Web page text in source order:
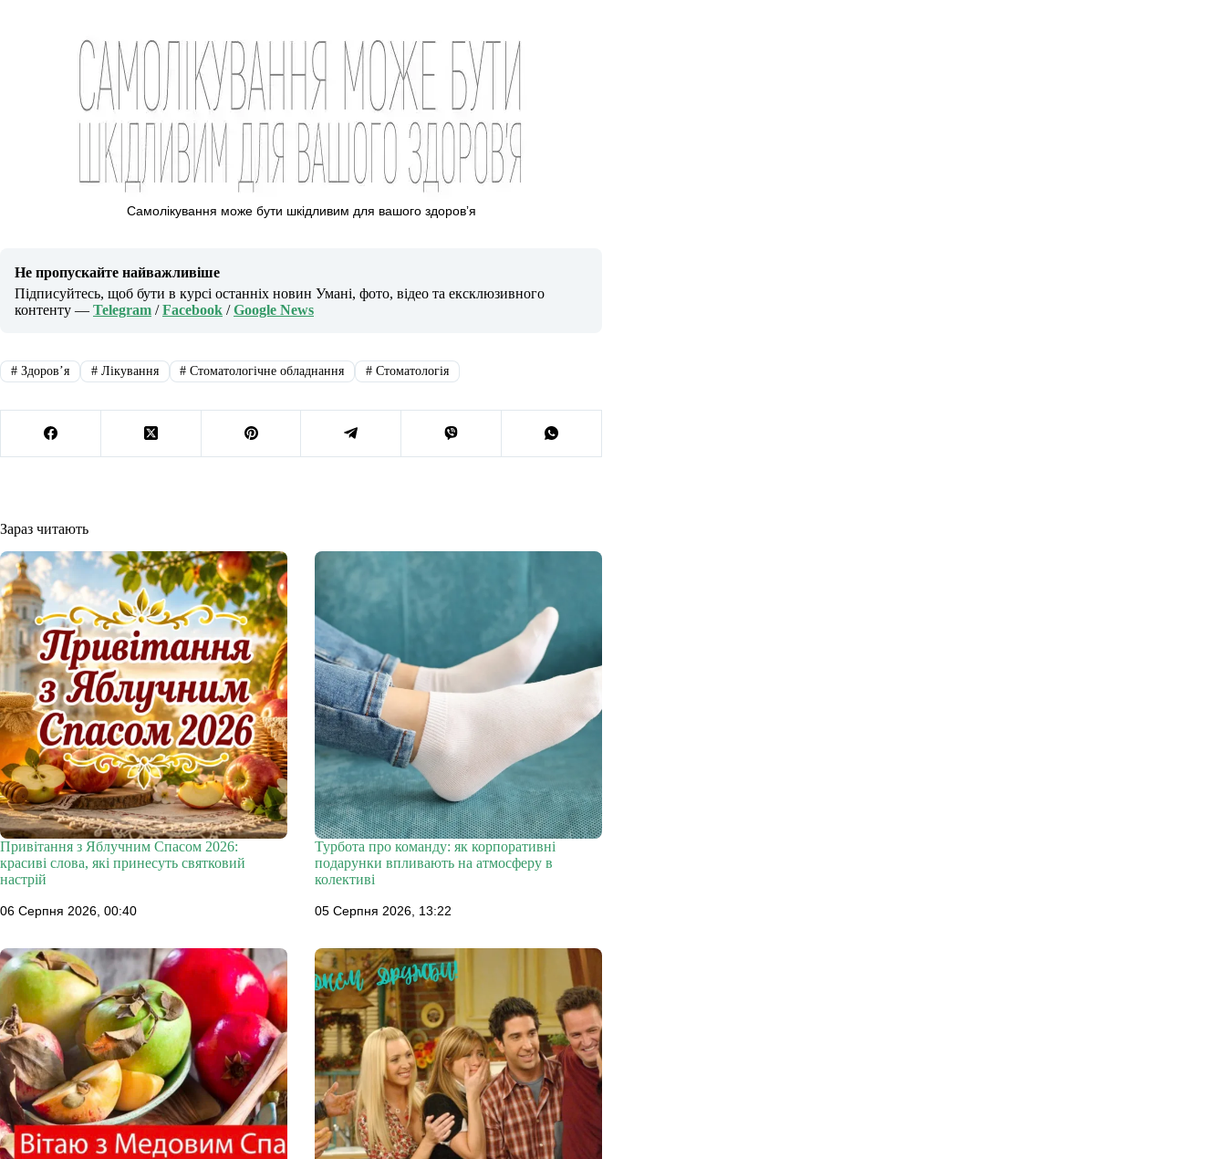
Самолікування може бути шкідливим для вашого здоровʼя
Не пропускайте найважливіше
Підписуйтесь, щоб бути в курсі останніх новин Умані, фото, відео та ексклюзивного
контенту — Telegram /Facebook /Google News
#Здоровʼя #Лікування # Стоматологічне обладнання # Стоматологія
Зараз читають
Привітання з Яблучним Спасом 2026:
красиві слова, які принесуть святковий
настрій
06 Серпня 2026, 00:40
Турбота про команду: як корпоративні
подарунки впливають на атмосферу в
колективі
05 Серпня 2026, 13:22